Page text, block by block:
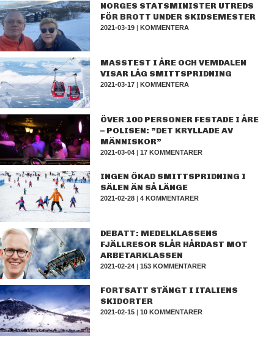
NORGES STATSMINISTER UTREDS
FÖR BROTT UNDER SKIDSEMESTER
2021-03-19 |KOMMENTERA
MASSTEST I ÅRE OCH VEMDALEN
VISAR LÅG SMITTSPRIDNING
2021-03-17 |KOMMENTERA
ÖVER 100 PERSONER FESTADE I ÅRE
– POLISEN: ”DET KRYLLADE AV
MÄNNISKOR”
2021-03-04 |17 KOMMENTARER
INGEN ÖKAD SMITTSPRIDNING I
SÄLEN ÄN SÅ LÄNGE
2021-02-28 |4 KOMMENTARER
DEBATT: MEDELKLASSENS
FJÄLLRESOR SLÅR HÅRDAST MOT
ARBETARKLASSEN
2021-02-24 |153 KOMMENTARER
FORTSATT STÄNGT I ITALIENS
SKIDORTER
2021-02-15 |10 KOMMENTARER